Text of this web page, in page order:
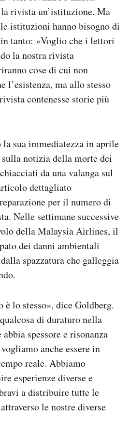
rivista un’istituzione. Ma
istituzioni hanno bisogno di
tanto: «Voglio che i lettori
la nostra rivista
cose di cui non
l’esistenza, ma allo stesso
contenesse storie più
sua immediatezza in aprile
notizia della morte dei
da una valanga sul
dettagliato
per il numero di
Nelle settimane successive
della Malaysia Airlines, il
dei danni ambientali
spazzatura che galleggia
è lo stesso», dice Goldberg.
di duraturo nella
spessore e risonanza
anche essere in
reale. Abbiamo
esperienze diverse e
a distribuire tutte le
le nostre diverse